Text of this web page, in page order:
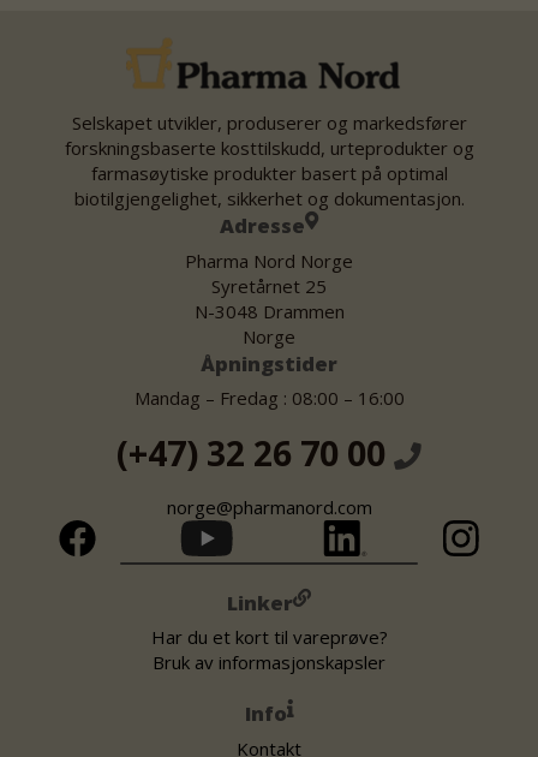
Selskapet utvikler, produserer og markedsfører
forskningsbaserte kosttilskudd, urteprodukter og
farmasøytiske produkter basert på optimal
biotilgjengelighet, sikkerhet og dokumentasjon.
Adresse
Pharma Nord Norge
Syretårnet 25
N-3048 Drammen
Norge
Åpningstider
Mandag – Fredag : 08:00 – 16:00
(+47) 32 26 70 00
norge@pharmanord.com
Linker
Har du et kort til vareprøve?
Bruk av informasjonskapsler
Info
Kontakt